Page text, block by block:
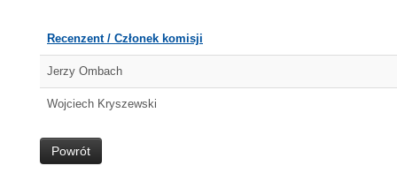
Recenzent / Członek komisji
Jerzy Ombach
Wojciech Kryszewski
Powrót